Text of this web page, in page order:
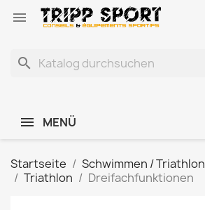

search
MENÜ
Startseite Schwimmen / Triathlon
Triathlon
Dreifachfunktionen